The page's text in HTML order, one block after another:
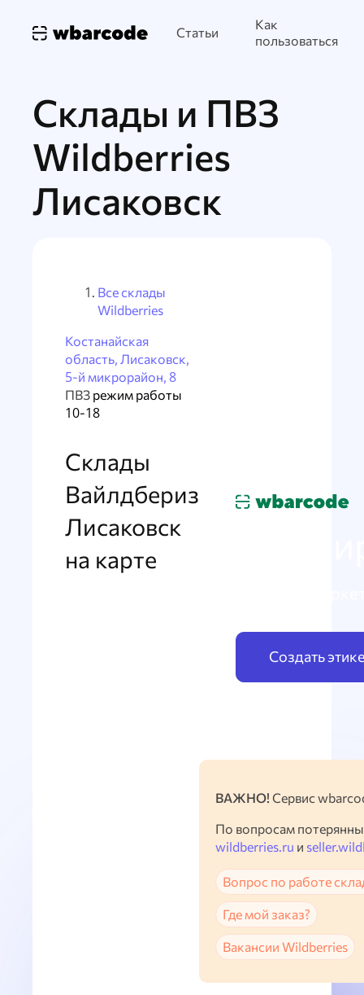
Статьи
Как
пользоваться
Склады и ПВЗ
Wildberries
Лисаковск
Все склады
Wildberries
Костанайская
область, Лисаковск,
5-й микрорайон, 8
ПВЗ режим работы
10-18
Склады
Вайлдбериз
Лисаковск
на карте
Создать
ВАЖНО! Сервис
По вопросам
wildberries.ru и
Вопрос по работе
Где мой заказ?
Вакансии Wildberries